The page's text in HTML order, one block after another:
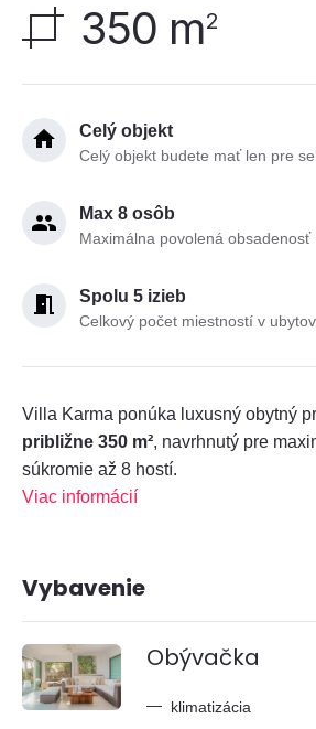
350 m2
Celý objekt
Celý objekt budete mať len pre
Max 8 osôb
Maximálna povolená obsadenosť
Spolu 5 izieb
Celkový počet miestností v
Villa Karma ponúka luxusný obytný
približne 350 m², navrhnutý pre
súkromie až 8 hostí.
Viac informácií
Vybavenie
Obývačka
— klimatizácia